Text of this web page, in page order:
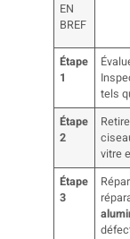
EN
BREF
Étape
1
tels
Étape
2
vitre
Étape
3